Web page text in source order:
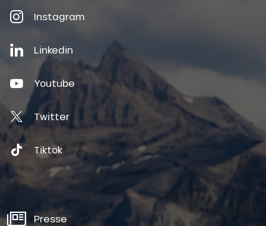
Instagram
Linkedin
Youtube
Twitter
Tiktok
Presse